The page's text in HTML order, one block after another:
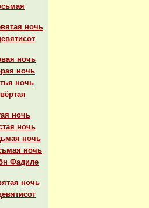
ночь
ночь
ночь
ночь
ночь
ночь
ночь
ночь
Фадиле
ночь